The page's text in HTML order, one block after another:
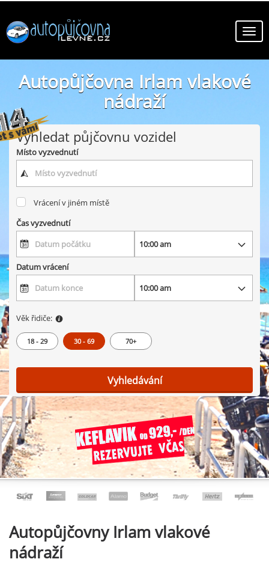
Autopůjčovna Irlam vlakové
nádraží
online autopůjčovny ve městě Irlam vlakové nádraží
Vyhledat půjčovnu vozidel
Místo vyzvednutí
Vrácení v jiném místě
Čas vyzvednutí
Datum vrácení
Věk řidiče:
18 - 29 30 - 69 70+
Vyhledávání
AutopůjčovnyIrlam vlakové
nádraží